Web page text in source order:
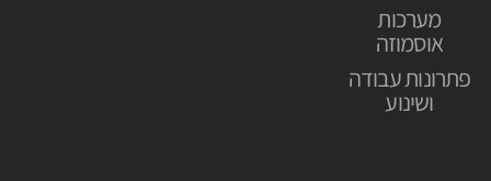
מערכות
אוסמוזה
פתרונות עבודה
ושינוע